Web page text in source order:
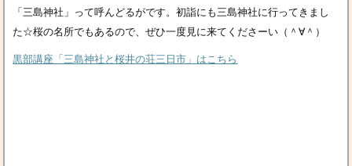
「三島神社」って呼んどるがです。初詣にも三島神社に行ってきまし
た☆桜の名所でもあるので、ぜひ一度見に来てくださーい（＾∀＾）
黒部講座「三島神社と桜井の荘三日市」はこちら